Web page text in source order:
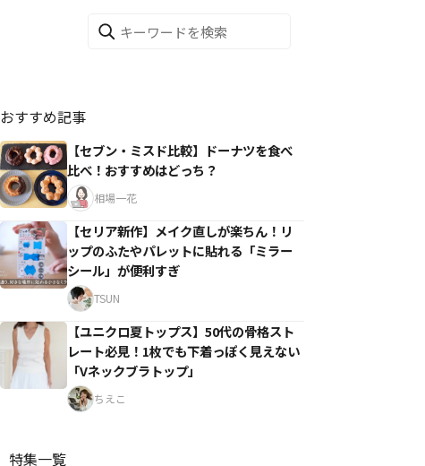
おすすめ記事
【セブン・ミスド比較】ドーナツを食べ
比べ！おすすめはどっち？
相場一花
【セリア新作】メイク直しが楽ちん！リ
ップのふたやパレットに貼れる「ミラー
シール」が便利すぎ
TSUN
【ユニクロ夏トップス】50代の骨格スト
レート必見！1枚でも下着っぽく見えない
「Vネックブラトップ」
ちえこ
特集一覧